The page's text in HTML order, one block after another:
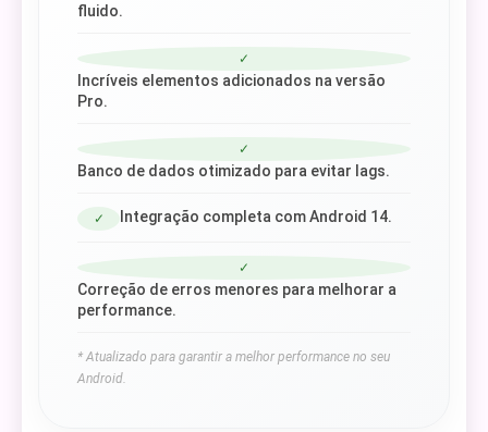
fluido.
✓
Incríveis elementos adicionados na versão
Pro.
✓
Banco de dados otimizado para evitar lags.
✓ Integração completa com Android 14.
✓
Correção de erros menores para melhorar a
performance.
* Atualizado para garantir a melhor performance no seu
Android.